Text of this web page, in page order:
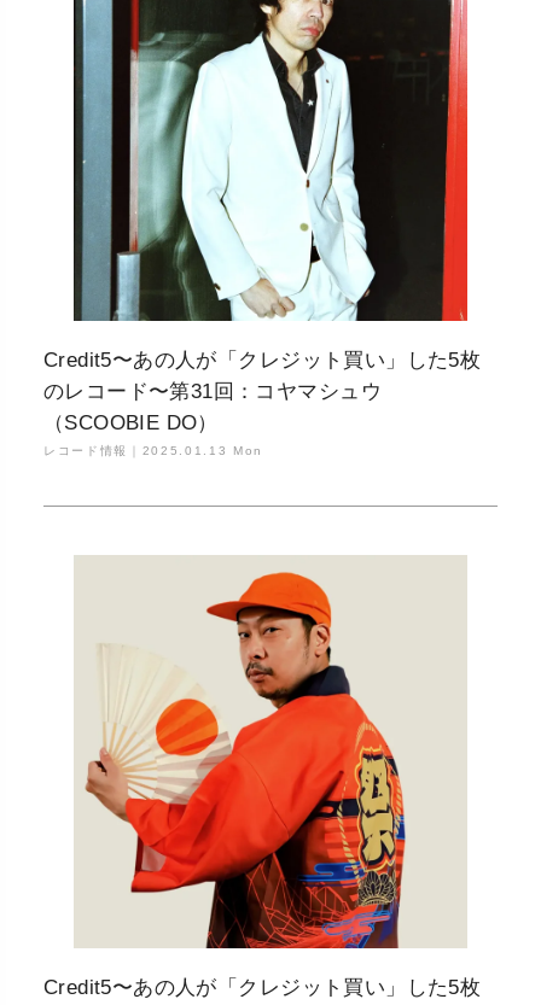
Credit5〜あの人が「クレジット買い」した5枚
のレコード〜第31回：コヤマシュウ
（SCOOBIE DO）
レコード情報｜ 2025.01.13 Mon
Credit5〜あの人が「クレジット買い」した5枚